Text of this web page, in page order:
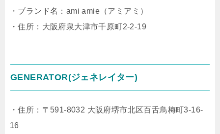
・ブランド名：ami amie（アミアミ）
・住所：大阪府泉大津市千原町2-2-19
GENERATOR(ジェネレイター)
・住所：〒591-8032 大阪府堺市北区百舌鳥梅町3-16-
16